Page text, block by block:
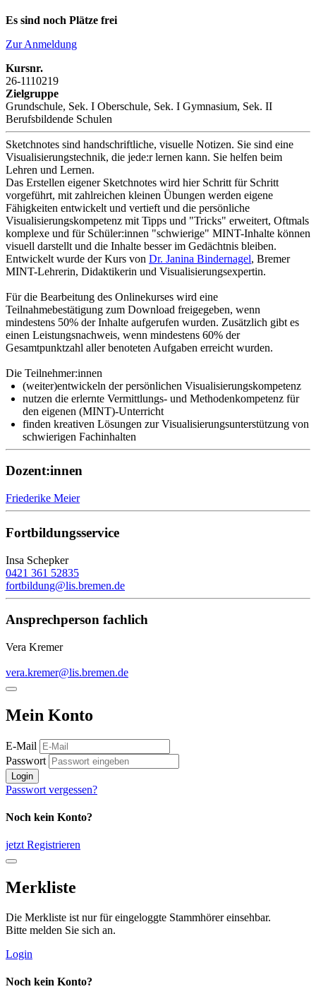
Es sind noch Plätze frei
Zur Anmeldung
Kursnr.
26-1110219
Zielgruppe
Grundschule, Sek. I Oberschule, Sek. I Gymnasium, Sek. II
Berufsbildende Schulen
Sketchnotes sind handschriftliche, visuelle Notizen. Sie sind eine
Visualisierungstechnik, die jede:r lernen kann. Sie helfen beim
Lehren und Lernen.
Das Erstellen eigener Sketchnotes wird hier Schritt für Schritt
vorgeführt, mit zahlreichen kleinen Übungen werden eigene
Fähigkeiten entwickelt und vertieft und die persönliche
Visualisierungskompetenz mit Tipps und "Tricks" erweitert, Oftmals
komplexe und für Schüler:innen "schwierige" MINT-Inhalte können
visuell darstellt und die Inhalte besser im Gedächtnis bleiben.
Entwickelt wurde der Kurs von Dr. Janina Bindernagel, Bremer
MINT-Lehrerin, Didaktikerin und Visualisierungsexpertin.
Für die Bearbeitung des Onlinekurses wird eine
Teilnahmebestätigung zum Download freigegeben, wenn
mindestens 50% der Inhalte aufgerufen wurden. Zusätzlich gibt es
einen Leistungsnachweis, wenn mindestens 60% der
Gesamtpunktzahl aller benoteten Aufgaben erreicht wurden.
Die Teilnehmer:innen
(weiter)entwickeln der persönlichen Visualisierungskompetenz
nutzen die erlernte Vermittlungs- und Methodenkompetenz für
den eigenen (MINT)-Unterricht
finden kreativen Lösungen zur Visualisierungsunterstützung von
schwierigen Fachinhalten
Dozent:innen
Friederike Meier
Fortbildungsservice
Insa Schepker
0421 361 52835
fortbildung@lis.bremen.de
Ansprechperson fachlich
Vera Kremer
vera.kremer@lis.bremen.de
Mein Konto
E-Mail
Passwort
Login
Passwort vergessen?
Noch kein Konto?
jetzt Registrieren
Merkliste
Die Merkliste ist nur für eingeloggte Stammhörer einsehbar.
Bitte melden Sie sich an.
Login
Noch kein Konto?